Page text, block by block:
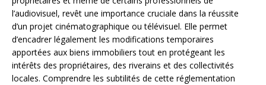
l’audiovisuel, revêt une importance cruciale dans la réussite
d’un projet cinématographique ou télévisuel. Elle permet
d’encadrer légalement les modifications temporaires
apportées aux biens immobiliers tout en protégeant les
intérêts des propriétaires, des riverains et des collectivités
locales. Comprendre les subtilités de cette réglementation